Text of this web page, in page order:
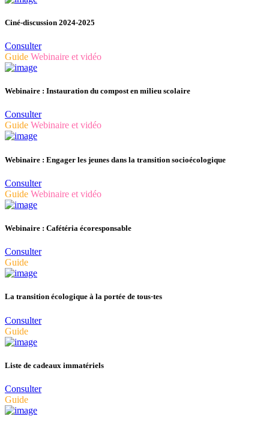
Ciné-discussion 2024-2025
Consulter
Guide Webinaire et vidéo
Webinaire : Instauration du compost en milieu scolaire
Consulter
Guide Webinaire et vidéo
Webinaire : Engager les jeunes dans la transition socioécologique
Consulter
Guide Webinaire et vidéo
Webinaire : Cafétéria écoresponsable
Consulter
Guide
La transition écologique à la portée de tous·tes
Consulter
Guide
Liste de cadeaux immatériels
Consulter
Guide